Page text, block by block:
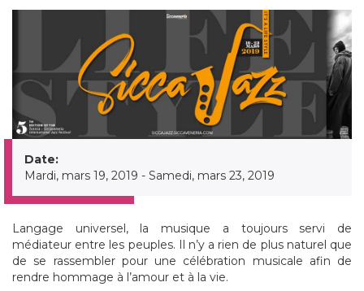
Date:
Mardi, mars 19, 2019 - Samedi, mars 23, 2019
Langage universel, la musique a toujours servi de
médiateur entre les peuples. Il n’y a rien de plus naturel que
de se rassembler pour une célébration musicale afin de
rendre hommage à l’amour et à la vie.